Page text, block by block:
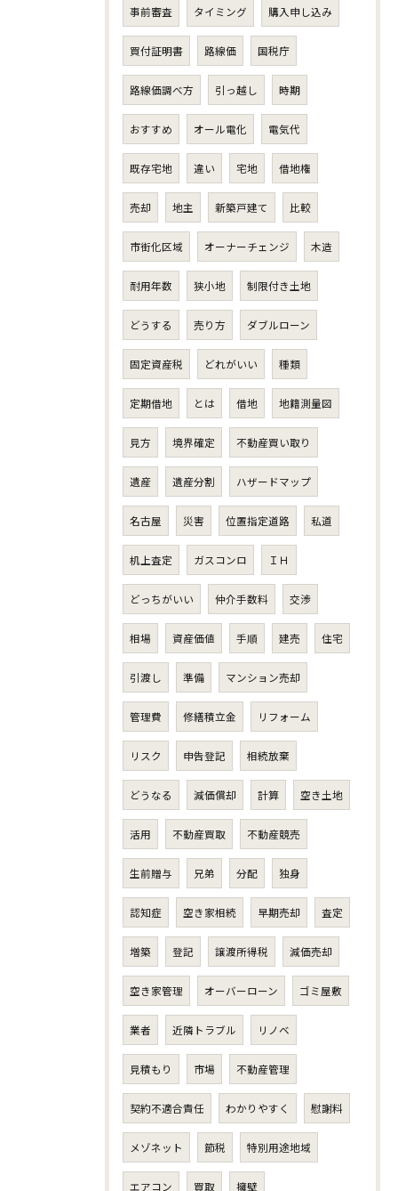
事前審査 タイミング 購入申し込み
買付証明書 路線価 国税庁
路線価調べ方 引っ越し 時期
おすすめ オール電化 電気代
既存宅地 違い 宅地 借地権
売却 地主 新築戸建て 比較
市街化区域 オーナーチェンジ 木造
耐用年数 狭小地 制限付き土地
どうする 売り方 ダブルローン
固定資産税 どれがいい 種類
定期借地 とは 借地 地籍測量図
見方 境界確定 不動産買い取り
遺産 遺産分割 ハザードマップ
名古屋 災害 位置指定道路 私道
机上査定 ガスコンロ ＩＨ
どっちがいい 仲介手数料 交渉
相場 資産価値 手順 建売 住宅
引渡し 準備 マンション売却
管理費 修繕積立金 リフォーム
リスク 申告登記 相続放棄
どうなる 減価償却 計算 空き土地
活用 不動産買取 不動産競売
生前贈与 兄弟 分配 独身
認知症 空き家相続 早期売却 査定
増築 登記 譲渡所得税 減価売却
空き家管理 オーバーローン ゴミ屋敷
業者 近隣トラブル リノベ
見積もり 市場 不動産管理
契約不適合責任 わかりやすく 慰謝料
メゾネット 節税 特別用途地域
エアコン 買取 擁壁